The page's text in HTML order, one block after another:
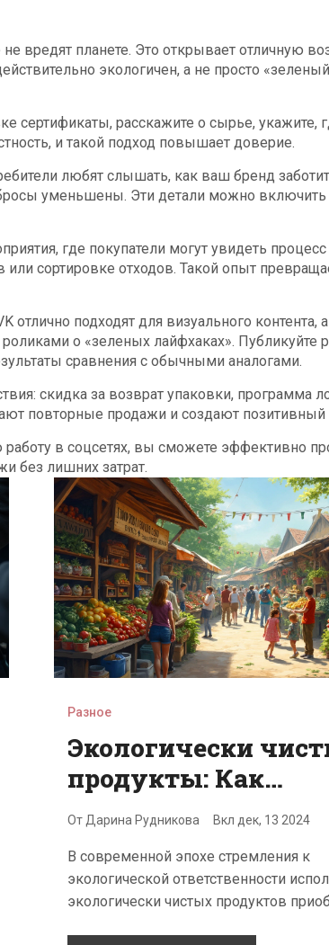
вредят планете. Это открывает отличную
экологичен, а не просто
сертификаты, расскажите о сырье, укажите,
и такой подход повышает доверие.
любят слышать, как ваш бренд
уменьшены. Эти детали можно
где покупатели могут увидеть процесс
или сортировке отходов. Такой опыт
подходят для визуального контента,
о «зеленых лайфхаках». Публикуйте
сравнения с обычными аналогами.
скидка за возврат упаковки, программа
повторные продажи и создают
работу в соцсетях, вы сможете эффективно
без лишних затрат.
Разное
Экологически
продукты: Как
использовать для
От Дарина Рудникова Вкл дек, 13 2024
В современной эпохе стремления к
экологической ответственности
экологически чистых продуктов